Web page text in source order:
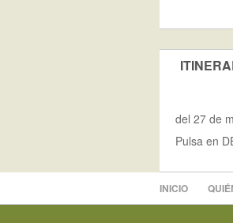
del 27 de
Pulsa en
INICIO